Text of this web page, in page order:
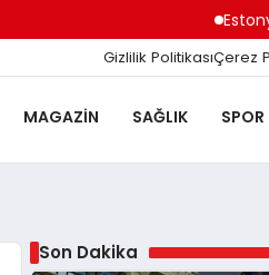
Estonya
Gizlilik PolitikasıÇerez
MAGAZIN SAĞLIK SPOR
Son Dakika